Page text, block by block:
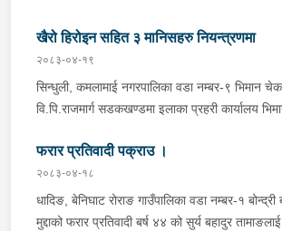
खैरो हिरोइन सहित ३ मानिसहरु नियन्त्रणमा
२०८३-०४-१९
सिन्धुली, कमलामाई नगरपालिका वडा नम्बर-९ भिमान
वि.पि.राजमार्ग सडकखण्डमा इलाका प्रहरी कार्यालय
बर्दिवासको संयुक्त टोलीले मोरङबाट काठमाण्डौ तर्फ जाँदै
सिन्धुली कमलामाई नगरपालिका वडा नम्बर- १२ बस्ने बर्ष
चन्द्र बहादुर माझीले चलाएको म.प्र. व०४-००१ ज
यात्रुबाहक E.V. हायसमा सवार जिल्ला सिराह मिर्चैया
फरार प्रतिवादी पक्राउ ।
२०८३-०४-१८
धादिङ, बेनिघाट रोराङ गाउँपालिका वडा नम्बर-१
मुद्दाको फरार प्रतिवादी बर्ष ४४ को सुर्य बहादुर